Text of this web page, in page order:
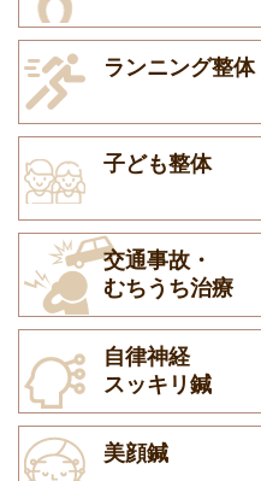
ランニング整体
子ども整体
交通事故・
むちうち治療
自律神経
スッキリ鍼
美顔鍼